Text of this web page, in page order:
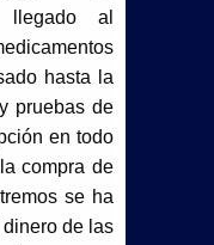
llegado al
hasta la
pruebas de
en todo
compra de
se ha
dinero de las